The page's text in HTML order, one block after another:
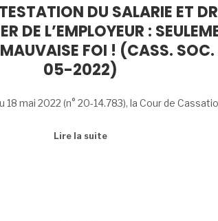
DU SALARIE ET
DE L’EMPLOYEUR :
FOI ! (CASS.
05-2022)
18 mai 2022 (n° 20-14.783), la Cour de
Lire la suite